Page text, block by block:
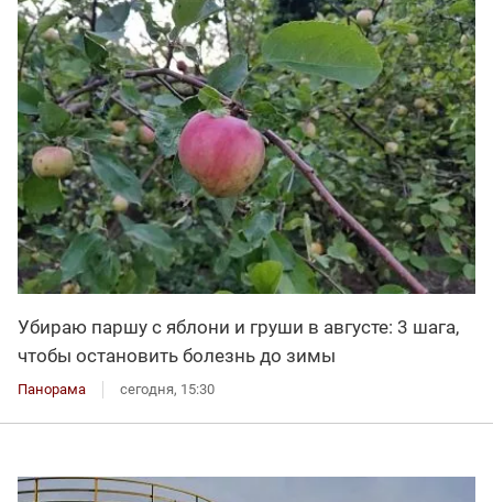
Убираю паршу с яблони и груши в августе: 3 шага,
чтобы остановить болезнь до зимы
Панорама сегодня, 15:30